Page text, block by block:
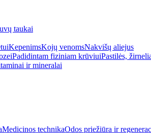
taukai
KepenimsKojų venomsNakvišų aliejus
Padidintam fiziniam krūviuiPastilės,
ir mineralai
Medicinos technikaOdos priežiūra ir